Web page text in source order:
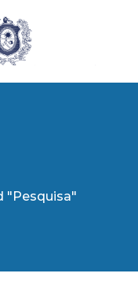
"Pesquisa"